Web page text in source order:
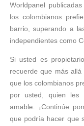
Worldpanel
los colombianos
barrio, superando a
independientes como
Si usted es
recuerde que más
que los colombianos
por usted, quien les
amable. ¡Continúe
que podría hacer que